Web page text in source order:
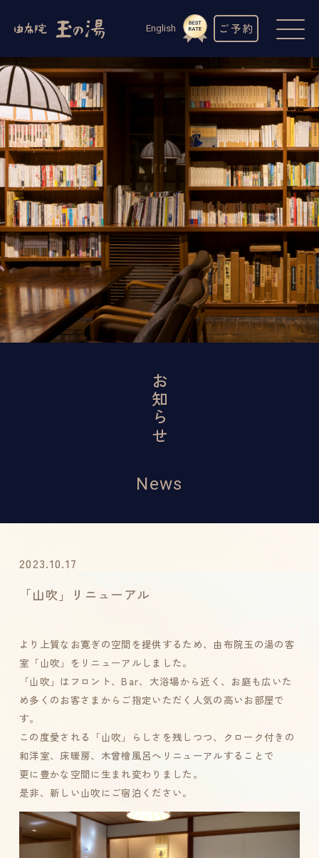
English ご予約
お知らせ
News
2023.10.17
「山吹」リニューアル
より上質なお寛ぎの空間を提供するため、由布院玉の湯の客
室「山吹」をリニューアルしました。
「山吹」はフロント、Bar、大浴場から近く、お庭も広いた
め多くのお客さまからご指定いただく人気の高いお部屋で
す。
この度愛される「山吹」らしさを残しつつ、クローク付きの
和洋室、床暖房、木曾檜風呂へリニューアルすることで
更に豊かな空間に生まれ変わりました。
是非、新しい山吹にご宿泊ください。